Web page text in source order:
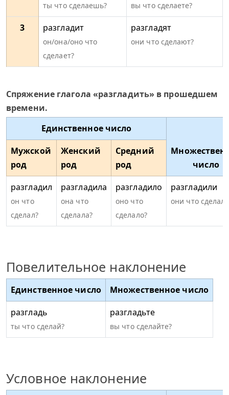
ты что сделаешь? вы что сделаете?
3 разгладит
он/она/оно что
сделает?
разгладят
они что сделают?
Спряжение глагола «разгладить» в прошедшем
времени.
Единственное число
число
Мужской
род
Женский
род
Средний
род
разгладил
он что
сделал?
разгладила
она что
сделала?
разгладило
оно что
сделало?
разгладили
они что
Повелительное наклонение
Единственное число
Множественное число
разгладь
ты что сделай?
разгладьте
вы что сделайте?
Условное наклонение